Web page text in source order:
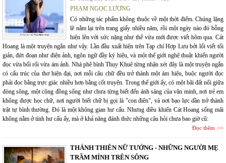
PHẠM NGỌC LƯƠNG
Có những tác phẩm không thuộc về một thời điểm. Chúng lặng
lẽ nằm lại trên trang giấy nhiều năm, rồi một ngày nào đó bỗng
hiện lên với sức nặng như thể vừa mới được viết hôm qua. Cát
Hoang là một truyện ngắn như vậy. Lần đầu xuất hiện trên Tạp chí Hợp Lưu bởi lối viết tối
giản, đứt đoạn như điện ảnh, ngôn ngữ đầy ký hiệu, và một thế giới nghệ thuật khiến người
đọc vừa bối rối vừa ám ảnh. Nhà phê bình Thụy Khuê từng nhận xét đây là một truyện ngắn
có cấu trúc của thơ hiện đại, nơi mỗi câu chữ đều trở thành một ám hiệu, buộc người đọc
phải đọc bằng trực giác nhiều hơn bằng cốt truyện. Trong thế giới ấy, có một bãi đất nổi giữa
dòng sông, một cộng đồng sống như chưa từng biết đến ánh sáng của văn minh, nơi trẻ em
không được học chữ, nơi người biết chữ bị gọi là "con điên", và nơi bạo lực dần trở thành
trật tự bình thường. Đó là một không gian hư cấu. Nhưng điều khiến Cát Hoang sống mãi
không nằm ở tính hư cấu ấy, mà ở khả năng đánh thức những câu hỏi chưa bao giờ cũ:
Đọc thêm
THÁNH THIÊN NỮ TƯỚNG - NHỮNG NGƯỜI MẸ
TRẦM MÌNH TRÊN SÔNG